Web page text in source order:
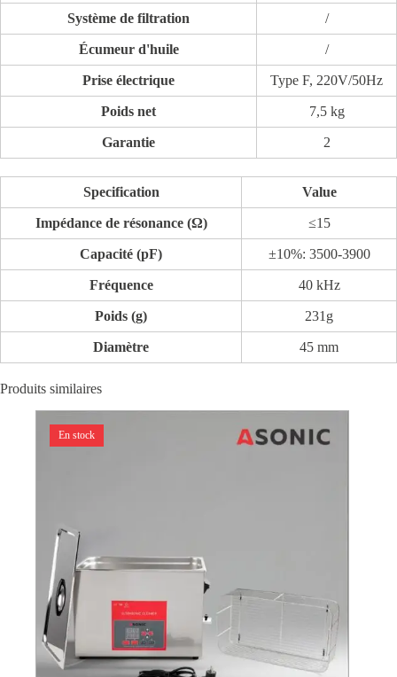
Système de filtration /
Écumeur d'huile /
Prise électrique Type F, 220V/50Hz
Poids net 7,5 kg
Garantie 2
Specification Value
Impédance de résonance (Ω) ≤15
Capacité (pF) ±10%: 3500-3900
Fréquence 40 kHz
Poids (g) 231g
Diamètre 45 mm
Produits similaires
En stock